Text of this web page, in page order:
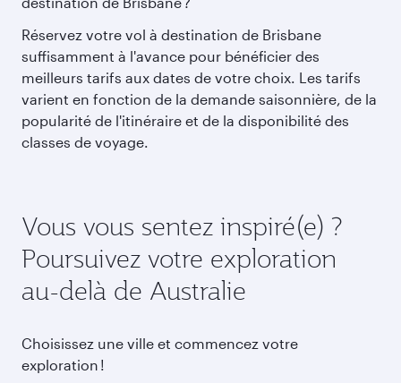
Réservez votre vol à destination de Brisbane
suffisamment à l'avance pour bénéficier des
meilleurs tarifs aux dates de votre choix. Les tarifs
varient en fonction de la demande saisonnière, de la
popularité de l'itinéraire et de la disponibilité des
classes de voyage.
Vous vous sentez inspiré(e) ?
Poursuivez votre exploration
au-delà de Australie
Choisissez une ville et commencez votre
exploration !